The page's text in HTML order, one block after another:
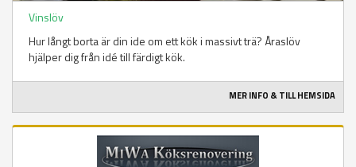
Vinslöv
Hur långt borta är din ide om ett kök i massivt trä? Åraslöv
hjälper dig från idé till färdigt kök.
MER INFO & TILL HEMSIDA